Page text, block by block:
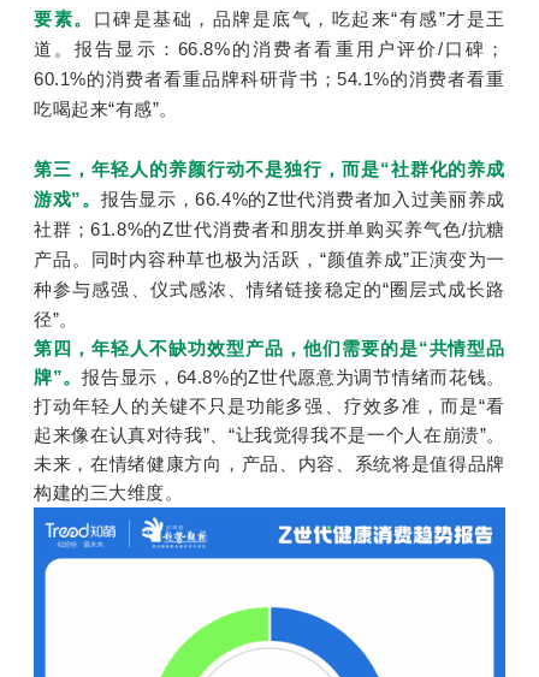
要素。 口碑是基础，品牌是底气，吃起来“有感”才是王
道。报告显示：66.8%的消费者看重用户评价/口碑；
60.1%的消费者看重品牌科研背书；54.1%的消费者看重
吃喝起来“有感”。
第三，年轻人的养颜行动不是独行，而是“社群化的养成
游戏”。 报告显示，66.4%的Z世代消费者加入过美丽养成
社群；61.8%的Z世代消费者和朋友拼单购买养气色/抗糖
产品。同时内容种草也极为活跃，“颜值养成”正演变为一
种参与感强、仪式感浓、情绪链接稳定的“圈层式成长路
径”。
第四，年轻人不缺功效型产品，他们需要的是“共情型品
牌”。报告显示，64.8%的Z世代愿意为调节情绪而花钱。
打动年轻人的关键不只是功能多强、疗效多准，而是“看
起来像在认真对待我”、“让我觉得我不是一个人在崩溃”。
未来，在情绪健康方向，产品、内容、系统将是值得品牌
构建的三大维度。